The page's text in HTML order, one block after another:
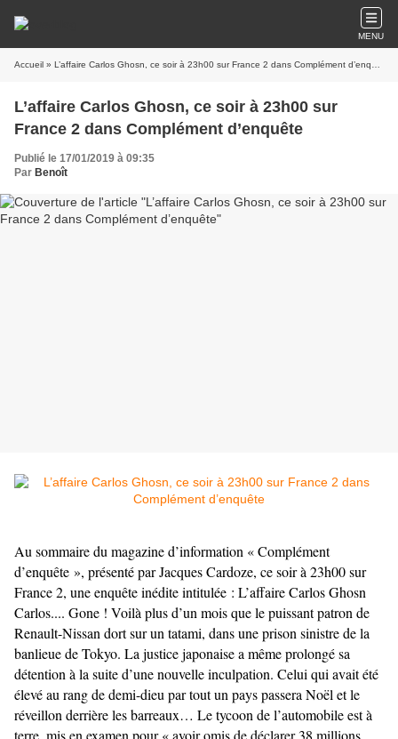
MENU
Accueil » L’affaire Carlos Ghosn, ce soir à 23h00 sur France 2 dans Complément d’enquête
L’affaire Carlos Ghosn, ce soir à 23h00 sur
France 2 dans Complément d’enquête
Publié le 17/01/2019 à 09:35
Par Benoît
Au sommaire du magazine d’information « Complément
d’enquête », présenté par Jacques Cardoze, ce soir à 23h00 sur
France 2, une enquête inédite intitulée : L’affaire Carlos Ghosn
Carlos.... Gone ! Voilà plus d’un mois que le puissant patron de
Renault-Nissan dort sur un tatami, dans une prison sinistre de la
banlieue de Tokyo. La justice japonaise a même prolongé sa
détention à la suite d’une nouvelle inculpation. Celui qui avait été
élevé au rang de demi-dieu par tout un pays passera Noël et le
réveillon derrière les barreaux… Le tycoon de l’automobile est à
terre, mis en examen pour « avoir omis de déclarer 38 millions